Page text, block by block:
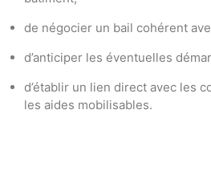
de négocier un bail cohérent
d’anticiper les éventuelles
d’établir un lien direct avec les
les aides mobilisables.